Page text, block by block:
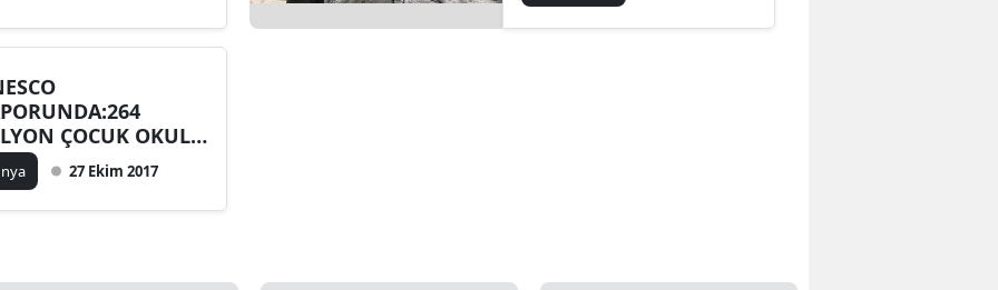
ÇOCUK OKUL
GÖRMÜYOR
27 Ekim 2017